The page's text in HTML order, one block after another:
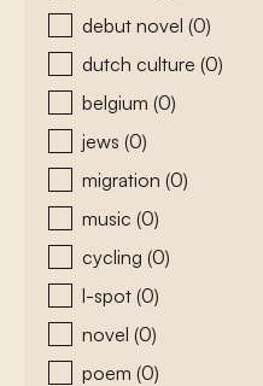
debut novel (0)
dutch culture (0)
belgium (0)
jews (0)
migration (0)
music (0)
cycling (0)
l-spot (0)
novel (0)
poem (0)